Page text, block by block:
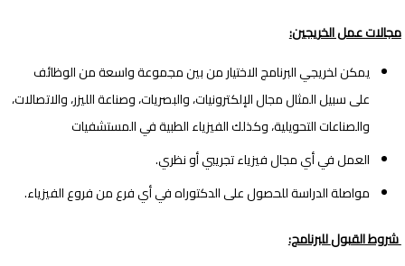
مجالات عمل الخريجين:
يمكن لخريجي البرنامج الاختيار من بين مجموعة واسعة من الوظائف
على سبيل المثال مجال الإلكترونيات، والبصريات، وصناعة الليزر، والاتصالات،
والصناعات التحويلية، وكذلك الفيزياء الطبية في المستشفيات
العمل في أي مجال فيزياء تجريبي أو نظري.
مواصلة الدراسة للحصول على الدكتوراه في أي فرع من فروع الفيزياء.
شروط القبولللبرنامج: